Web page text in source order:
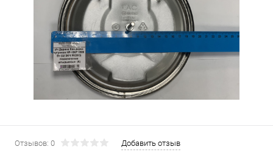
Отзывов: 0
Добавить отзыв